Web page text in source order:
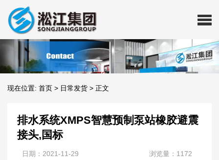
现在位置: 首页 > 日常发货 > 正文
排水系统XMPS智慧预制泵站橡胶避震
接头,国标
日期：2021-11-29 浏览量：1172